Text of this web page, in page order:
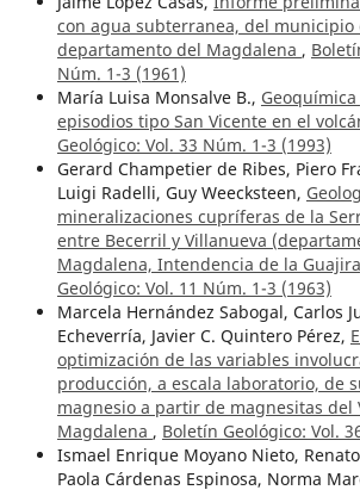
con agua subterranea, del municipio
departamento del Magdalena ,
Núm. 1-3 (1961)
María Luisa Monsalve B.,
episodios tipo San Vicente en el
Geológico: Vol. 33 Núm. 1-3 (1993)
Gerard Champetier de Ribes, Piero
Luigi Radelli, Guy Weecksteen,
mineralizaciones cupríferas de la
entre Becerril y Villanueva
Magdalena, Intendencia de la
Geológico: Vol. 11 Núm. 1-3 (1963)
Marcela Hernández Sabogal, Carlos
Echeverría, Javier C. Quintero Pérez,
optimización de las variables
producción, a escala laboratorio, de
magnesio a partir de magnesitas del
Magdalena , Boletín Geológico: Vol.
Ismael Enrique Moyano Nieto,
Paola Cárdenas Espinosa, Norma